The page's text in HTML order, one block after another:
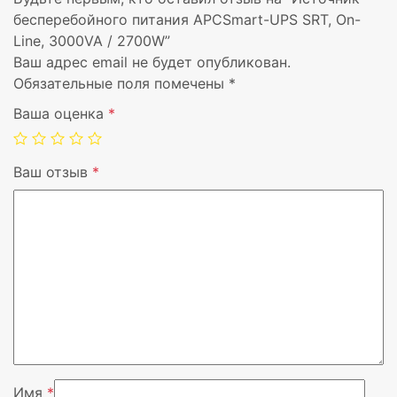
Диапазон температур
при эксплуатации
Диапазон температур
при хранении
Высота в нерабочем
режиме
Выходное напряжение
бесперебойного питания APCSmart-UPS SRT, On-
Line, 3000VA / 2700W”
Ваш адрес email не будет опубликован.
Обязательные поля помечены *
Ваша оценка *
Ваш отзыв *
Имя *